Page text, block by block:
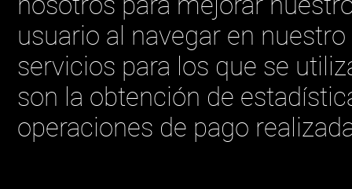
usuario al navegar en
servicios para los que se
son la obtención de
operaciones de pago